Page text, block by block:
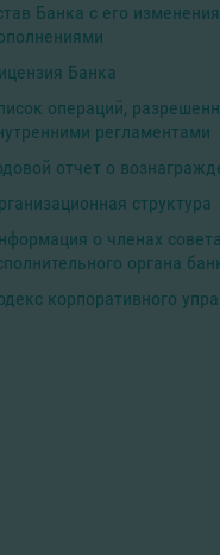
Банка с его
Банка
операций,
регламентами
отчет о
структура
о членах
органа
корпоративного